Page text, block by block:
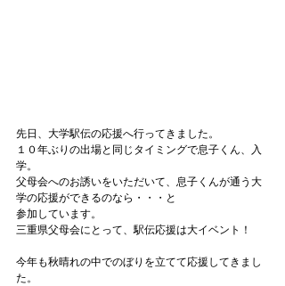
先日、大学駅伝の応援へ行ってきました。
１０年ぶりの出場と同じタイミングで息子くん、入
学。
父母会へのお誘いをいただいて、息子くんが通う大
学の応援ができるのなら・・・と
参加しています。
三重県父母会にとって、駅伝応援は大イベント！
今年も秋晴れの中でのぼりを立てて応援してきまし
た。